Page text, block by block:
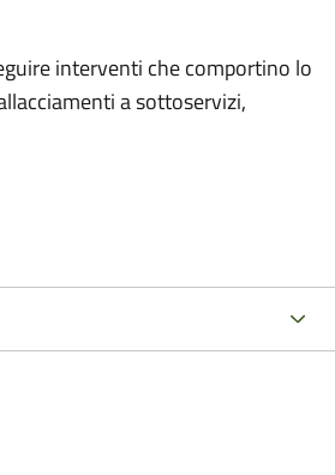
interventi che comportino lo
a sottoservizi,